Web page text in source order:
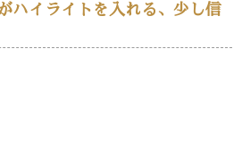
ハイライトを入れる、少し信